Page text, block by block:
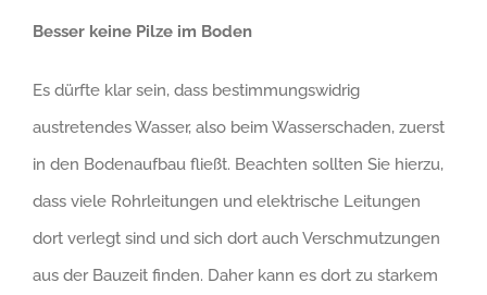
Besser keine Pilze im Boden
Es dürfte klar sein, dass bestimmungswidrig
austretendes Wasser, also beim Wasserschaden, zuerst
in den Bodenaufbau fließt. Beachten sollten Sie hierzu,
dass viele Rohrleitungen und elektrische Leitungen
dort verlegt sind und sich dort auch Verschmutzungen
aus der Bauzeit finden. Daher kann es dort zu starkem